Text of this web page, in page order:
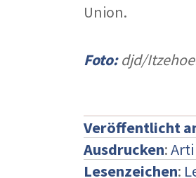
Union.
Foto:djd/
Veröffentlicht
Ausdrucken:
Lesenzeichen: